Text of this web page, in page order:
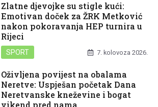
Zlatne djevojke su stigle kući:
Emotivan doček za ŽRK Metković
nakon pokoravanja HEP turnira u
Rijeci
SPORT 7. kolovoza 2026.
Oživljena povijest na obalama
Neretve: Uspješan početak Dana
Neretvanske kneževine i bogat